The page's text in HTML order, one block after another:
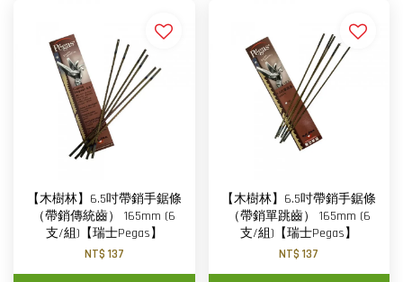
【木樹林】6.5吋帶銷手鋸條
（帶銷傳統齒） 165mm (6
支/組)【瑞士Pegas】
NT$ 137
【木樹林】6.5吋帶銷手鋸條
（帶銷單跳齒） 165mm (6
支/組)【瑞士Pegas】
NT$ 137